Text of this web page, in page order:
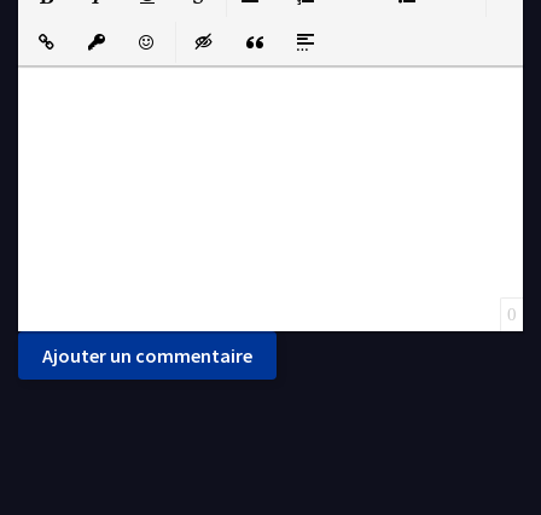
Strikethrough
Insert LinkInsert protected link
EmoticonsInsert hidden text
Insert QuoteInsert spoiler
0
Ajouter un commentaire